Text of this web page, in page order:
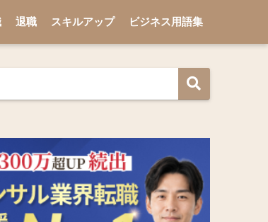
退職 スキルアップ ビジネス用語集